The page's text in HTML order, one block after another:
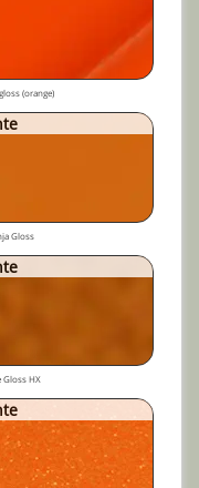
(orange)
Gloss
Gloss HX